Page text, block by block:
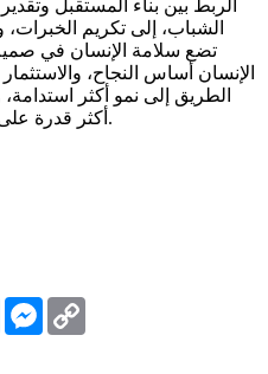
الربط بين بناء المستقبل
الشباب، إلى تكريم الخبرات،
تضع سلامة الإنسان في
الإنسان أساس النجاح،
الطريق إلى نمو أكثر
أكثر قدرة على مواكبة التحولات وصناعة الفرص.
TelegramMessenger